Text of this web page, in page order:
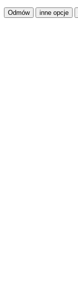
Odmów inne opcje